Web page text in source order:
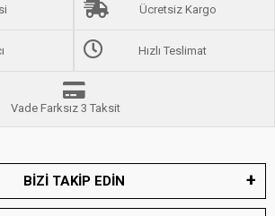
Ücretsiz Kargo
Hızlı Teslimat
Vade Farksız 3 Taksit
BİZİ TAKİP EDİN